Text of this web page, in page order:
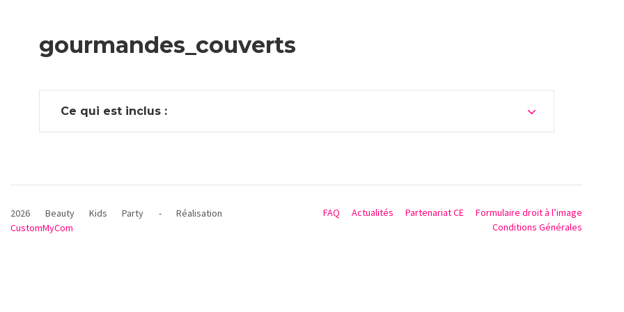
gourmandes_couverts
Ce qui est inclus :
FAQ Actualités Partenariat CE
Formulaire droit à l’image
Conditions Générales
2026 Beauty Kids Party - Réalisation
CustomMyCom